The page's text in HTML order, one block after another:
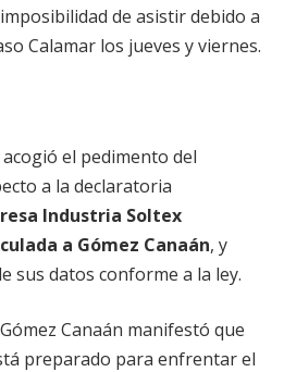
de asistir debido a
Calamar los jueves y viernes.
el pedimento del
a la declaratoria
Industria Soltex
a Gómez Canaán, y
sus datos conforme a la ley.
Canaán manifestó que
preparado para enfrentar el